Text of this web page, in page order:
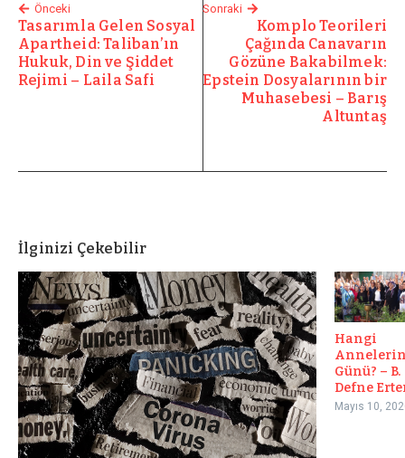
Önceki
Tasarımla Gelen Sosyal
Apartheid: Taliban’ın
Hukuk, Din ve Şiddet
Rejimi – Laila Safi
Sonraki
Komplo Teorileri
Çağında Canavarın
Gözüne Bakabilmek:
Epstein Dosyalarının bir
Muhasebesi – Barış
Altuntaş
İlginizi Çekebilir
Hangi
Günü? – B.
Defne
Mayıs 10,